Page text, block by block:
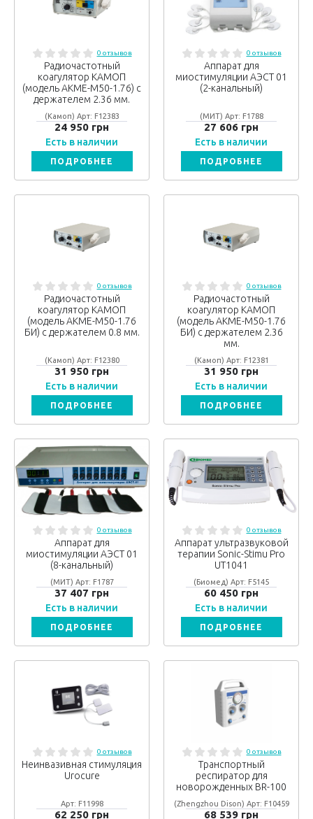
0 отзывов
Радиочастотный
коагулятор КАМОП
(модель АКМЕ-М50-1.76) с
держателем 2.36 мм.
(Камоп) Арт: F12383
24 950 грн
Есть в наличии
ПОДРОБНЕЕ
0 отзывов
Аппарат для
миостимуляции АЭСТ 01
(2-канальный)
(МИТ) Арт: F1788
27 606 грн
Есть в наличии
ПОДРОБНЕЕ
0 отзывов
Радиочастотный
коагулятор КАМОП
(модель АКМЕ-М50-1.76
БИ) с держателем 0.8 мм.
(Камоп) Арт: F12380
31 950 грн
Есть в наличии
ПОДРОБНЕЕ
0 отзывов
Радиочастотный
коагулятор КАМОП
(модель АКМЕ-М50-1.76
БИ) с держателем 2.36
мм.
(Камоп) Арт: F12381
31 950 грн
Есть в наличии
ПОДРОБНЕЕ
0 отзывов
Аппарат для
миостимуляции АЭСТ 01
(8-канальный)
(МИТ) Арт: F1787
37 407 грн
Есть в наличии
ПОДРОБНЕЕ
0 отзывов
Аппарат ультразвуковой
терапии Sonic-Stimu Pro
UT1041
(Биомед) Арт: F5145
60 450 грн
Есть в наличии
ПОДРОБНЕЕ
0 отзывов
Неинвазивная стимуляция
Urocure
Арт: F11998
62 250 грн
0 отзывов
Транспортный
респиратор для
новорожденных BR-100
(Zhengzhou Dison) Арт: F10459
68 539 грн